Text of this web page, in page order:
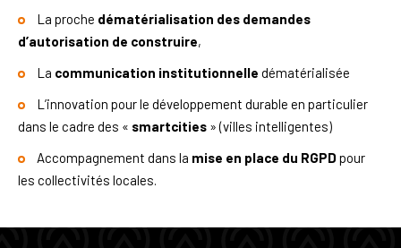
La proche dématérialisation des demandes
d’autorisation de construire,
La communication institutionnelle dématérialisée
L’innovation pour le développement durable en particulier
dans le cadre des « smartcities » (villes intelligentes)
Accompagnement dans la mise en place du RGPD pour
les collectivités locales.